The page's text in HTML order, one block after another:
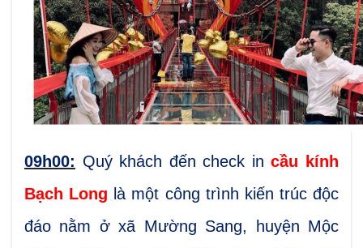
09h00: Quý khách đến check incầu kính
Bạch Long là một công trình kiến trúc độc
đáo nằm ở xã Mường Sang, huyện Mộc